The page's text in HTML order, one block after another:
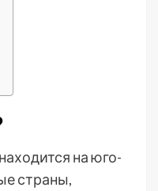
на юго-
страны,